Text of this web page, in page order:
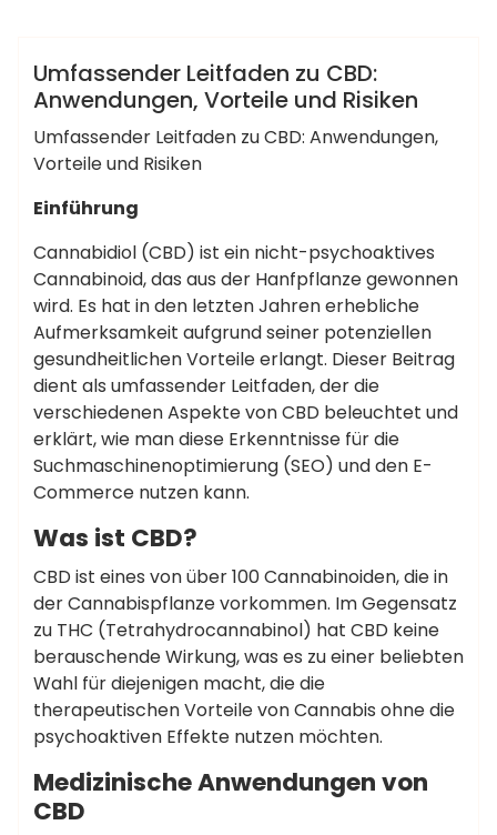
Anleitungen
Umfassender Leitfaden zu CBD:
Anwendungen, Vorteile und Risiken
Umfassender Leitfaden zu CBD: Anwendungen,
Vorteile und Risiken
Einführung
Cannabidiol (CBD) ist ein nicht-psychoaktives
Cannabinoid, das aus der Hanfpflanze gewonnen
wird. Es hat in den letzten Jahren erhebliche
Aufmerksamkeit aufgrund seiner potenziellen
gesundheitlichen Vorteile erlangt. Dieser Beitrag
dient als umfassender Leitfaden, der die
verschiedenen Aspekte von CBD beleuchtet und
erklärt, wie man diese Erkenntnisse für die
Suchmaschinenoptimierung (SEO) und den E-
Commerce nutzen kann.
Was ist CBD?
CBD ist eines von über 100 Cannabinoiden, die in
der Cannabispflanze vorkommen. Im Gegensatz
zu THC (Tetrahydrocannabinol) hat CBD keine
berauschende Wirkung, was es zu einer beliebten
Wahl für diejenigen macht, die die
therapeutischen Vorteile von Cannabis ohne die
psychoaktiven Effekte nutzen möchten.
Medizinische Anwendungen von
CBD